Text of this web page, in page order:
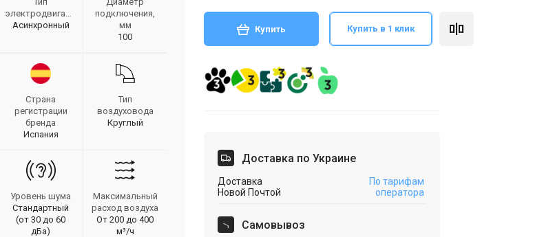
электродвигателя
Асинхронный
подключения,
мм
100
Страна
регистрации
бренда
Испания
Тип
воздуховода
Круглый
Уровень шума
Стандартный
(от 30 до 60
дБа)
Максимальный
расход воздуха
От 200 до 400
м³/ч
Купить Купить в 1 клик
Доставка по Украине
Доставка
Новой Почтой
По тарифам
оператора
Cамовывоз